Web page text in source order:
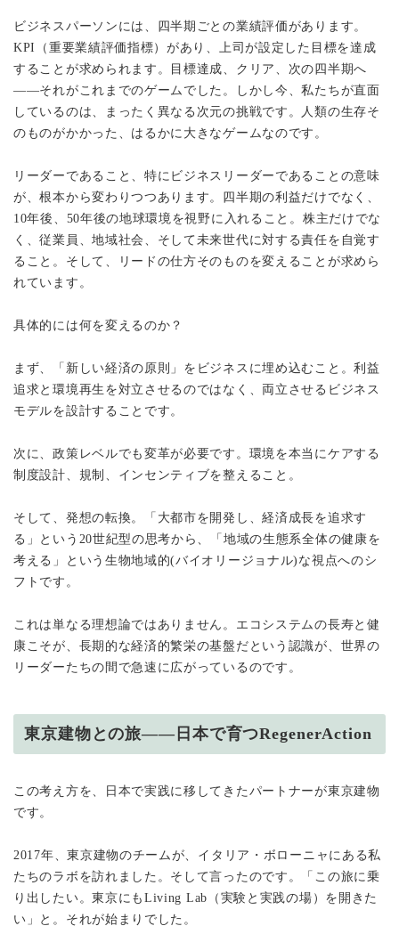
ビジネスパーソンには、四半期ごとの業績評価があります。
KPI（重要業績評価指標）があり、上司が設定した目標を達成
することが求められます。目標達成、クリア、次の四半期へ
——それがこれまでのゲームでした。しかし今、私たちが直面
しているのは、まったく異なる次元の挑戦です。人類の生存そ
のものがかかった、はるかに大きなゲームなのです。
リーダーであること、特にビジネスリーダーであることの意味
が、根本から変わりつつあります。四半期の利益だけでなく、
10年後、50年後の地球環境を視野に入れること。株主だけでな
く、従業員、地域社会、そして未来世代に対する責任を自覚す
ること。そして、リードの仕方そのものを変えることが求めら
れています。
具体的には何を変えるのか？
まず、「新しい経済の原則」をビジネスに埋め込むこと。利益
追求と環境再生を対立させるのではなく、両立させるビジネス
モデルを設計することです。
次に、政策レベルでも変革が必要です。環境を本当にケアする
制度設計、規制、インセンティブを整えること。
そして、発想の転換。「大都市を開発し、経済成長を追求す
る」という20世紀型の思考から、「地域の生態系全体の健康を
考える」という生物地域的(バイオリージョナル)な視点へのシ
フトです。
これは単なる理想論ではありません。エコシステムの長寿と健
康こそが、長期的な経済的繁栄の基盤だという認識が、世界の
リーダーたちの間で急速に広がっているのです。
東京建物との旅——日本で育つRegenerAction
この考え方を、日本で実践に移してきたパートナーが東京建物
です。
2017年、東京建物のチームが、イタリア・ボローニャにある私
たちのラボを訪れました。そして言ったのです。「この旅に乗
り出したい。東京にもLiving Lab（実験と実践の場）を開きた
い」と。それが始まりでした。